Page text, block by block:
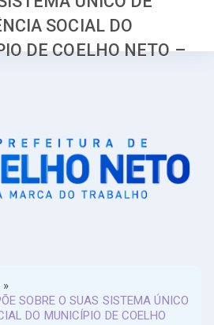
SOCIAL DO
DE COELHO NETO –
»
SOBRE O SUAS SISTEMA ÚNICO
DO MUNICÍPIO DE COELHO